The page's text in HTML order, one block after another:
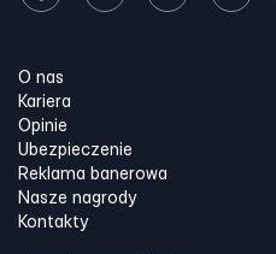
O nas
Kariera
Opinie
Ubezpieczenie
Reklama banerowa
Nasze nagrody
Kontakty